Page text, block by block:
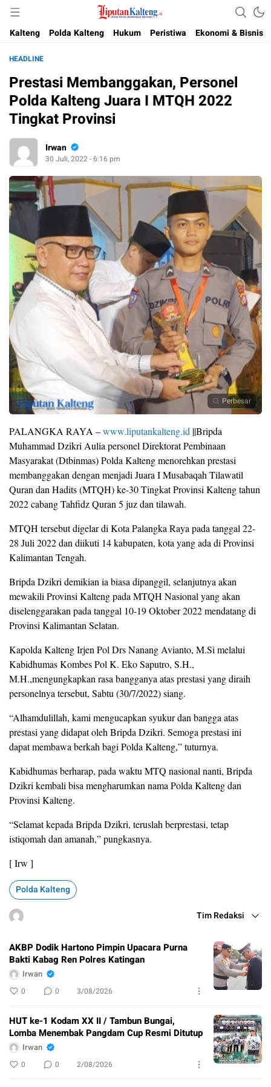
Liputan Kalteng
Akurat, Terpercaya & Independent
Kalteng
Polda Kalteng Hukum Peristiwa Ekonomi & Bisnis
HEADLINE
Prestasi Membanggakan, Personel
Polda Kalteng Juara I MTQH 2022
Tingkat Provinsi
Irwan
30 Juli, 2022 - 6:16 pm
Perbesar
PALANGKA RAYA –www.liputankalteng.id ||Bripda
Muhammad Dzikri Aulia personel Direktorat Pembinaan
Masyarakat (Dtbinmas) Polda Kalteng menorehkan prestasi
membanggakan dengan menjadi Juara I Musabaqah Tilawatil
Quran dan Hadits (MTQH) ke-30 Tingkat Provinsi Kalteng tahun
2022 cabang Tahfidz Quran 5 juz dan tilawah.
MTQH tersebut digelar di Kota Palangka Raya pada tanggal 22-
28 Juli 2022 dan diikuti 14 kabupaten, kota yang ada di Provinsi
Kalimantan Tengah.
Bripda Dzikri demikian ia biasa dipanggil, selanjutnya akan
mewakili Provinsi Kalteng pada MTQH Nasional yang akan
diselenggarakan pada tanggal 10-19 Oktober 2022 mendatang di
Provinsi Kalimantan Selatan.
Kapolda Kalteng Irjen Pol Drs Nanang Avianto, M.Si melalui
Kabidhumas Kombes Pol K. Eko Saputro, S.H.,
M.H.,mengungkapkan rasa bangganya atas prestasi yang diraih
personelnya tersebut, Sabtu (30/7/2022) siang.
“Alhamdulillah, kami mengucapkan syukur dan bangga atas
prestasi yang didapat oleh Bripda Dzikri. Semoga prestasi ini
dapat membawa berkah bagi Polda Kalteng,” tuturnya.
Kabidhumas berharap, pada waktu MTQ nasional nanti, Bripda
Dzikri kembali bisa mengharumkan nama Polda Kalteng dan
Provinsi Kalteng.
“Selamat kepada Bripda Dzikri, teruslah berprestasi, tetap
istiqomah dan amanah,” pungkasnya.
[ Irw ]
Polda Kalteng
Tim Redaksi
AKBP Dodik Hartono Pimpin Upacara Purna
Bakti Kabag Ren Polres Katingan
Irwan
0 0 3/08/2026
HUT ke-1 Kodam XX II / Tambun Bungai,
Lomba Menembak Pangdam Cup Resmi Ditutup
Irwan
0 0 2/08/2026